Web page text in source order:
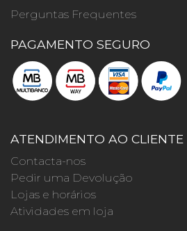
Perguntas Frequentes
PAGAMENTO SEGURO
ATENDIMENTO AO CLIENTE
Contacta-nos
Pedir uma Devolução
Lojas e horários
Atividades em loja